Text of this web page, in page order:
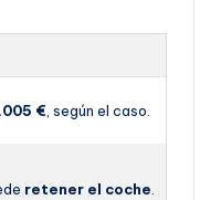
€ , según el caso.
retener el coche